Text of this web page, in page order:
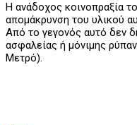
Η ανάδοχος κοινοπραξία
απομάκρυνση του υλικού
Από το γεγονός αυτό δεν
ασφαλείας ή μόνιμης
Μετρό).